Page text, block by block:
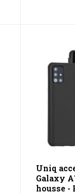
Uniq
Galaxy
housse -